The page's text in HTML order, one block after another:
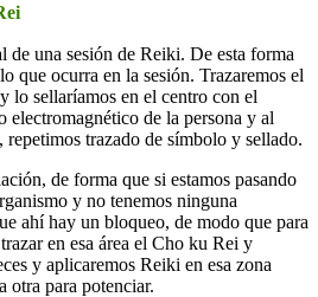
de una sesión de Reiki. De esta forma
que ocurra en la sesión. Trazaremos el
lo sellaríamos en el centro con el
electromagnético de la persona y al
trazado de símbolo y sellado.
de forma que si estamos pasando
y no tenemos ninguna
ahí hay un bloqueo, de modo que para
en esa área el Cho ku Rei y
y aplicaremos Reiki en esa zona
otra para potenciar.